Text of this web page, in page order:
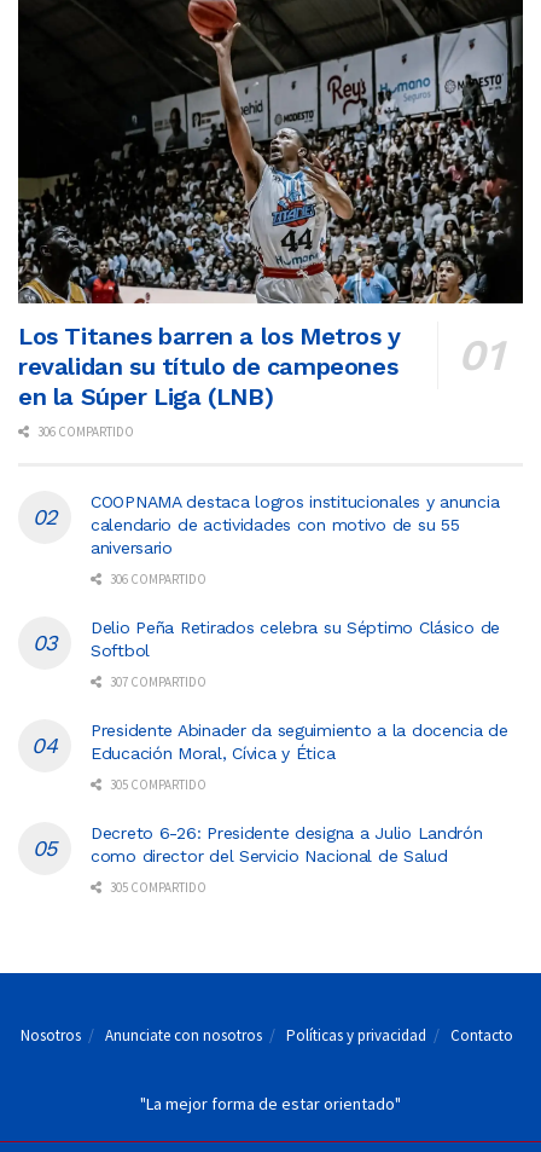
Los Titanes barren a los Metros y
revalidan su título de campeones
en la Súper Liga (LNB)
306 COMPARTIDO
COOPNAMA destaca logros institucionales y anuncia
calendario de actividades con motivo de su 55
aniversario
306 COMPARTIDO
Delio Peña Retirados celebra su Séptimo Clásico de
Softbol
307 COMPARTIDO
Presidente Abinader da seguimiento a la docencia de
Educación Moral, Cívica y Ética
305 COMPARTIDO
Decreto 6-26: Presidente designa a Julio Landrón
como director del Servicio Nacional de Salud
305 COMPARTIDO
Nosotros Anunciate con nosotros Políticas y privacidad Contacto
"La mejor forma de estar orientado"